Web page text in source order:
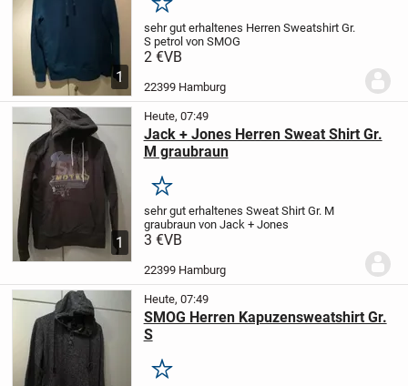
1
Merken
sehr gut erhaltenes Herren SweatshirtGr.
S petrol von SMOG
2 €VB
22399 Hamburg
1
Heute, 07:49
Jack + Jones Herren Sweat Shirt Gr.
M graubraun
Merken
sehr gut erhaltenes Sweat ShirtGr. M
graubraunvon Jack + Jones
3 €VB
22399 Hamburg
Heute, 07:49
SMOG Herren Kapuzensweatshirt Gr.
S
Merken